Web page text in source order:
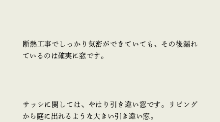
断熱工事でしっかり気密ができていても、その後漏れ
ているのは確実に窓です。
サッシに関しては、やはり引き違い窓です。リビング
から庭に出れるような大きい引き違い窓。